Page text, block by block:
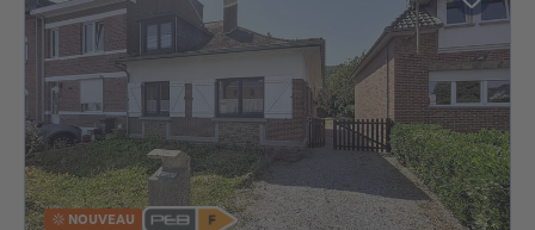
NOUVEAU